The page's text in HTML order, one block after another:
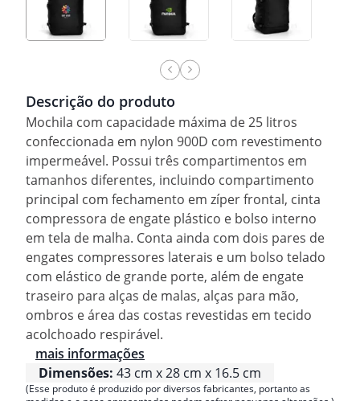
Descrição do produto
Mochila com capacidade máxima de 25 litros
confeccionada em nylon 900D com revestimento
impermeável. Possui três compartimentos em
tamanhos diferentes, incluindo compartimento
principal com fechamento em zíper frontal, cinta
compressora de engate plástico e bolso interno
em tela de malha. Conta ainda com dois pares de
engates compressores laterais e um bolso telado
com elástico de grande porte, além de engate
traseiro para alças de malas, alças para mão,
ombros e área das costas revestidas em tecido
acolchoado respirável.
mais informações
Dimensões: 43 cm x 28 cm x 16.5 cm
(Esse produto é produzido por diversos fabricantes, portanto as